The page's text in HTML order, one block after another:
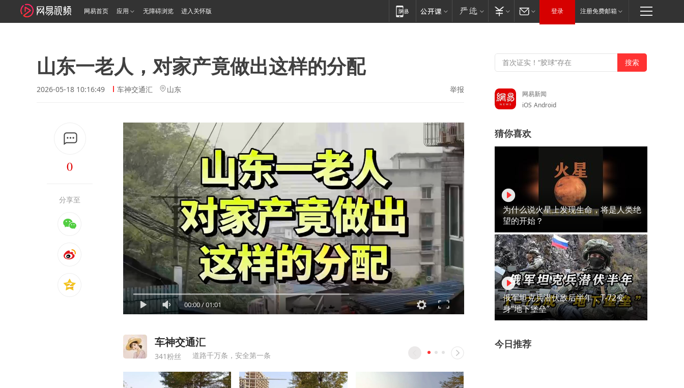
网易首页 应用 无障碍浏览 进入关怀版 登录 注册免费邮箱
山东一老人，对家产竟做出这样的分配
2026-05-18 10:16:49 车神交通汇 山东 举报
0
分享至
00:00/01:01
车神交通汇
341粉丝 道路千万条，安全第一条
网易新闻
iOS Android
猜你喜欢
为什么说火星上发现生命，将是人类绝
望的开始？
俄军坦克兵潜伏敌后半年，T-72变
身“地下堡垒”
今日推荐